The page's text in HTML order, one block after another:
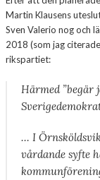
Martin Klausens
Sven Valerio nog och
2018 (som jag
rikspartiet:
Härmed ”begär
… I
vårdande syfte